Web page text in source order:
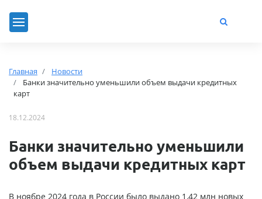
Главная
Новости
Банки значительно уменьшили объем выдачи кредитных
карт
18.12.2024
Банки значительно уменьшили
объем выдачи кредитных карт
В ноябре 2024 года в России было выдано 1,42 млн новых